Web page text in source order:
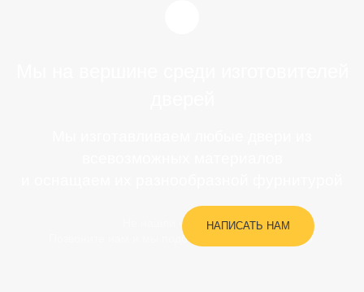
Не нашли что искали?
Позвоните нам и мы подберем то, что вам нужно.
НАПИСАТЬ НАМ